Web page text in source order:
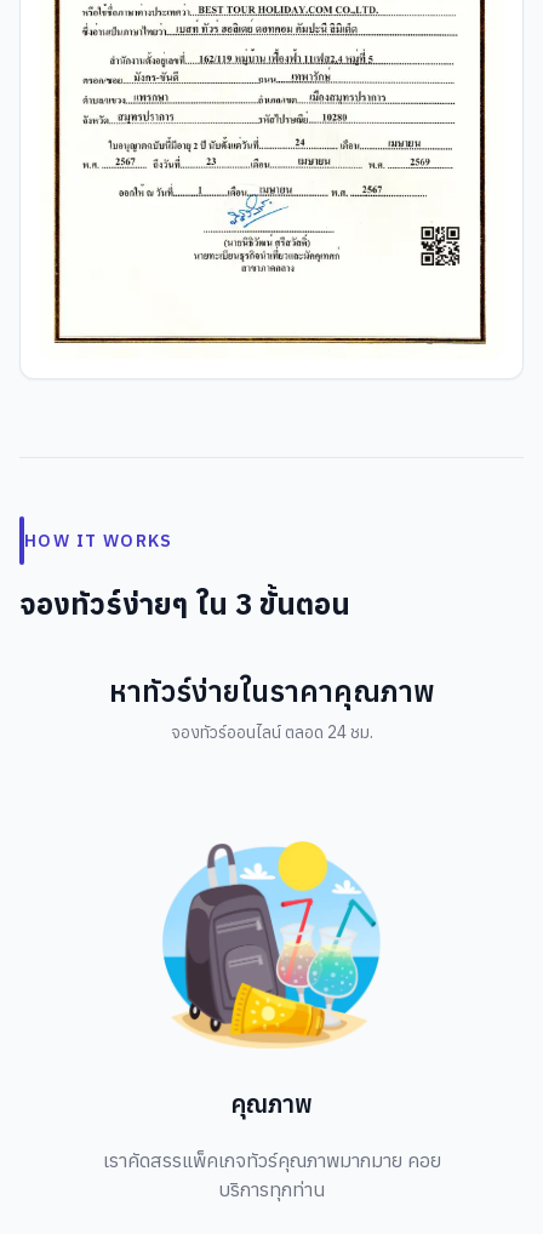
HOW IT WORKS
จองทัวร์ง่ายๆ ใน 3 ขั้นตอน
หาทัวร์ง่ายในราคาคุณภาพ
จองทัวร์ออนไลน์ ตลอด 24 ชม.
คุณภาพ
เราคัดสรรแพ็คเกจทัวร์คุณภาพมากมาย คอย
บริการทุกท่าน